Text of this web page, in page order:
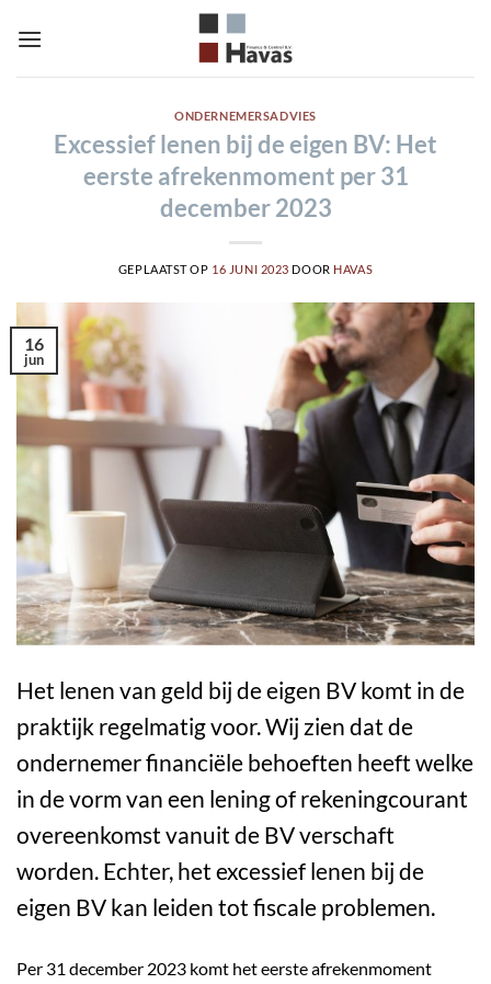
naar
ONDERNEMERSADVIES
Excessief lenen bij de eigen BV: Het
eerste afrekenmoment per 31
december 2023
GEPLAATST OP 16 JUNI 2023 DOOR HAVAS
16
jun
Het lenen van geld bij de eigen BV komt in de
praktijk regelmatig voor. Wij zien dat de
ondernemer financiële behoeften heeft welke
in de vorm van een lening of rekeningcourant
overeenkomst vanuit de BV verschaft
worden. Echter, het excessief lenen bij de
eigen BV kan leiden tot fiscale problemen.
Per 31 december 2023 komt het eerste afrekenmoment